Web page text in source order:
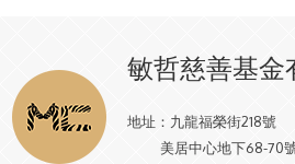
敏哲慈善基金
地址： 九龍福榮街218號
美居中心地下68-70